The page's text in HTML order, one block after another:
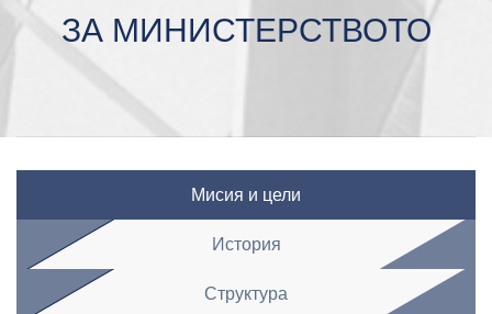
ЗА МИНИСТЕРСТВОТО
Мисия и цели
История
Структура